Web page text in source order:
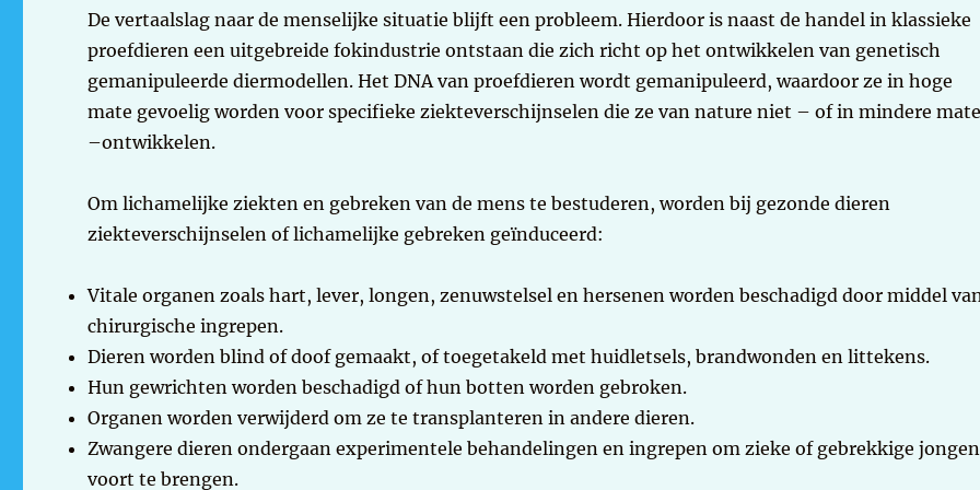
De vertaalslag naar de menselijke situatie blijft een probleem. Hierdoor is naast de handel in klassieke
proefdieren een uitgebreide fokindustrie ontstaan die zich richt op het ontwikkelen van genetisch
gemanipuleerde diermodellen. Het DNA van proefdieren wordt gemanipuleerd, waardoor ze in hoge
mate gevoelig worden voor specifieke ziekteverschijnselen die ze van nature niet – of in mindere mate
–ontwikkelen.
Om lichamelijke ziekten en gebreken van de mens te bestuderen, worden bij gezonde dieren
ziekteverschijnselen of lichamelijke gebreken geïnduceerd:
Vitale organen zoals hart, lever, longen, zenuwstelsel en hersenen worden beschadigd door middel
chirurgische ingrepen.
Dieren worden blind of doof gemaakt, of toegetakeld met huidletsels, brandwonden en littekens.
Hun gewrichten worden beschadigd of hun botten worden gebroken.
Organen worden verwijderd om ze te transplanteren in andere dieren.
Zwangere dieren ondergaan experimentele behandelingen en ingrepen om zieke of gebrekkige jongen
voort te brengen.